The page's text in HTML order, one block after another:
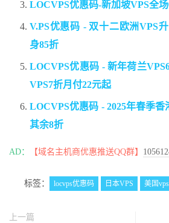
LOCVPS优惠码-新加坡VPS全
V.PS优惠码 - 双十二欧洲VPS
身85折
LOCVPS优惠码 - 新年荷兰
VPS7折月付22元起
LOCVPS优惠码 - 2025年春季香
其余8折
AD： 【域名主机商优惠推送QQ群】
标签： locvps优惠码 日本VPS 美国vps
上一篇